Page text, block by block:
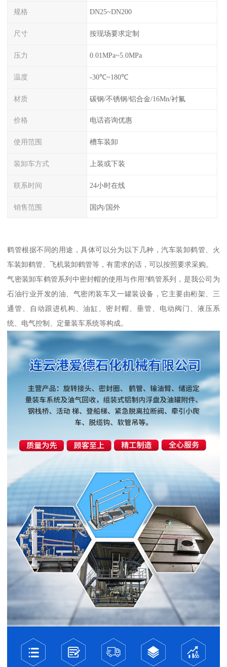
规格 DN25~DN200
尺寸 按现场要求定制
压力 0.01MPa~5.0MPa
温度 -30℃~180℃
材质 碳钢/不锈钢/铝合金/16Mn/衬氟
价格 电话咨询优惠
使用范围 槽车装卸
装卸车方式 上装或下装
联系时间 24小时在线
销售范围 国内/国外
鹤管根据不同的用途，具体可以分为以下几种，汽车装卸鹤管、火
车装卸鹤管、飞机装卸鹤管等，有需求的话，可以按照要求采购。
气密装卸车鹤管系列中密封帽的使用与作用?鹤管系列，是我公司为
石油行业开发的油、气密闭装车又一罐装设备，它主要由桁架、三
通管、自动跟进机构、油缸、密封帽、垂管、电动阀门、液压系
统、电气控制、定量装车系统等构成。